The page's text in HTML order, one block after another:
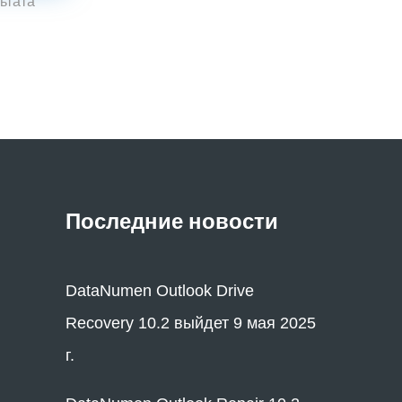
Последние новости
DataNumen Outlook Drive
Recovery 10.2 выйдет 9 мая 2025
г.